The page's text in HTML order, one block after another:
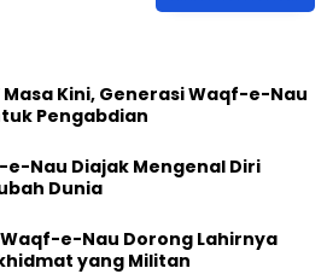
Masa Kini, Generasi Waqf-e-Nau
Pengabdian
Nau Diajak Mengenal Diri
Dunia
e-Nau Dorong Lahirnya
yang Militan